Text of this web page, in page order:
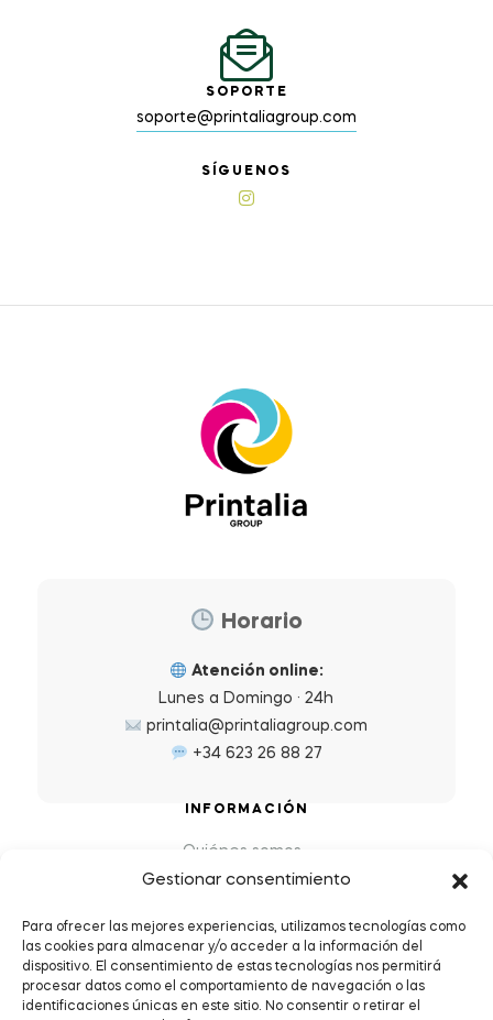
Gestionar consentimiento
Para ofrecer las mejores experiencias, utilizamos tecnologías como
las cookies para almacenar y/o acceder a la información del
dispositivo. El consentimiento de estas tecnologías nos permitirá
procesar datos como el comportamiento de navegación o las
identificaciones únicas en este sitio. No consentir o retirar el
SOPORTE
soporte@printaliagroup.com
SÍGUENOS
Horario
Atención online:
Lunes a Domingo · 24h
printalia@printaliagroup.com
+34 623 26 88 27
INFORMACIÓN
Quiénes somos
Preguntas Frecuentes (FAQs)
Política de Devoluciones y Reembolsos
Envíos y plazos de entrega
Política de Privacidad y Cookies